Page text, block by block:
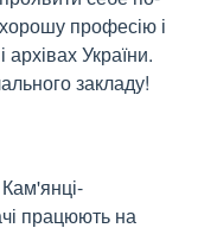
професію і
архівах України.
закладу!
працюють на